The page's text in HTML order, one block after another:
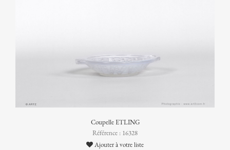
Coupelle ETLING
Référence : 16328
Ajouter à votre liste